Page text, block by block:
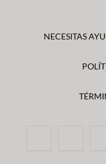
NECESITAS